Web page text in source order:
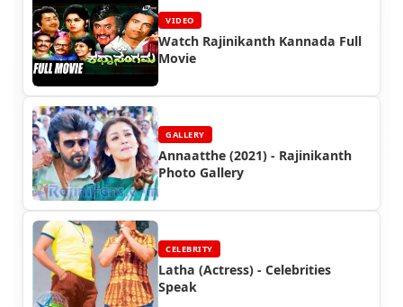
VIDEO
Watch Rajinikanth Kannada Full
Movie
GALLERY
Annaatthe (2021) - Rajinikanth
Photo Gallery
CELEBRITY
Latha (Actress) - Celebrities
Speak